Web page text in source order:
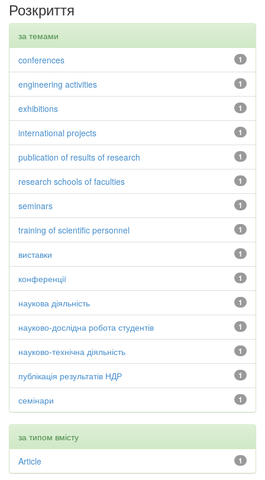
Розкриття
за темами
1
conferences
1
engineering activities
1
exhibitions
1
international projects
1
publication of results of research
1
research schools of faculties
1
seminars
1
training of scientific personnel
1
виставки
1
конференції
1
наукова діяльність
1
науково-дослідна робота студентів
1
науково-технічна діяльність
1
публікація результатів НДР
1
семінари
за типом вмісту
1
Article